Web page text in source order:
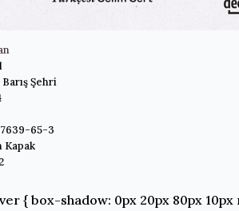
Şehri
65-3
Kapak
{ box-shadow: 0px 20px 80px 10px